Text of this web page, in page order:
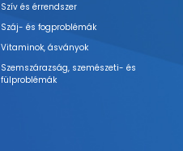
Szív és érrendszer
Száj- és fogproblémák
Vitaminok, ásványok
Szemszárazság, szemészeti- és
fülproblémák